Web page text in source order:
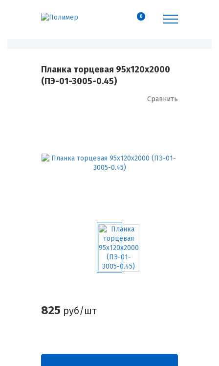
0
Планка торцевая 95х120х2000
(ПЭ-01-3005-0.45)
Сравнить
825 руб/шт